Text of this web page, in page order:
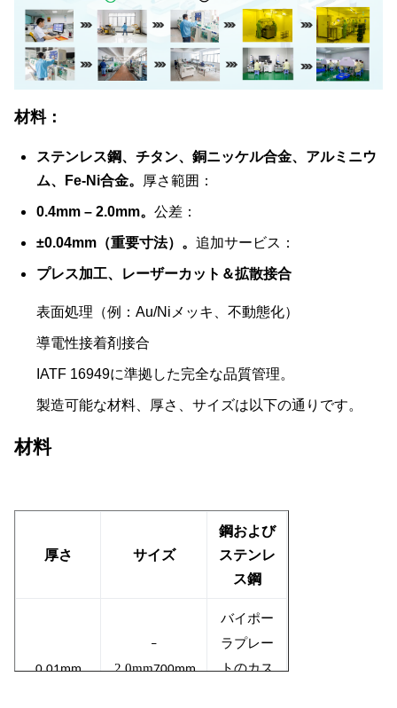
材料：
ステンレス鋼、チタン、銅ニッケル合金、アルミニウ
ム、Fe-Ni合金。
厚さ範囲：
0.4mm – 2.0mm。 公差：
±0.04mm（重要寸法）。 追加サービス：
プレス加工、レーザーカット＆拡散接合
表面処理（例：Au/Niメッキ、不動態化）
導電性接着剤接合
IATF 16949に準拠した完全な品質管理。
製造可能な材料、厚さ、サイズは以下の通りです。
材料
厚さ サイズ
鋼および
ステンレ
ス鋼
0.01mm
–
2.0mm700mm
バイポー
ラプレー
トのカス